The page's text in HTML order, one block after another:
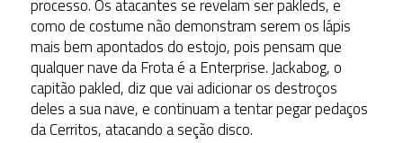
processo. Os atacantes se revelam ser pakleds, e
como de costume não demonstram serem os lápis
mais bem apontados do estojo, pois pensam que
qualquer nave da Frota é a Enterprise. Jackabog, o
capitão pakled, diz que vai adicionar os destroços
deles a sua nave, e continuam a tentar pegar pedaços
da Cerritos, atacando a seção disco.